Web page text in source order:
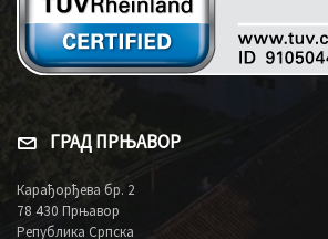
ГРАД ПРЊАВОР
Карађорђева бр. 2
78 430 Прњавор
Република Српска